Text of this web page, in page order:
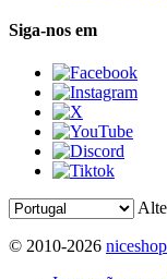
Siga-nos em
© 2010-2026